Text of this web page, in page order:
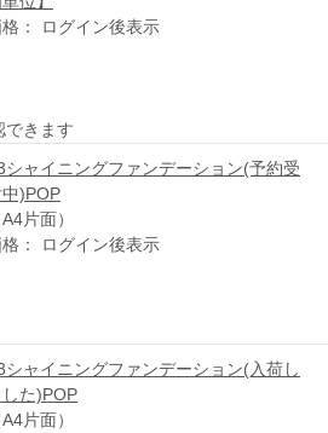
： ログイン後表示
できます
シャイニングファンデーション(予約受
)POP
A4片面）
： ログイン後表示
シャイニングファンデーション(入荷し
した)POP
A4片面）